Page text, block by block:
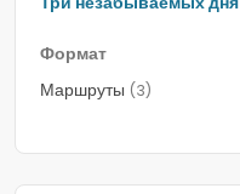
Формат
Маршруты (3)